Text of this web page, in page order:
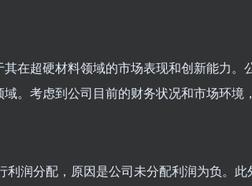
在超硬材料领域的市场表现和创新能力。
。考虑到公司目前的财务状况和市场环境
利润分配，原因是公司未分配利润为负。